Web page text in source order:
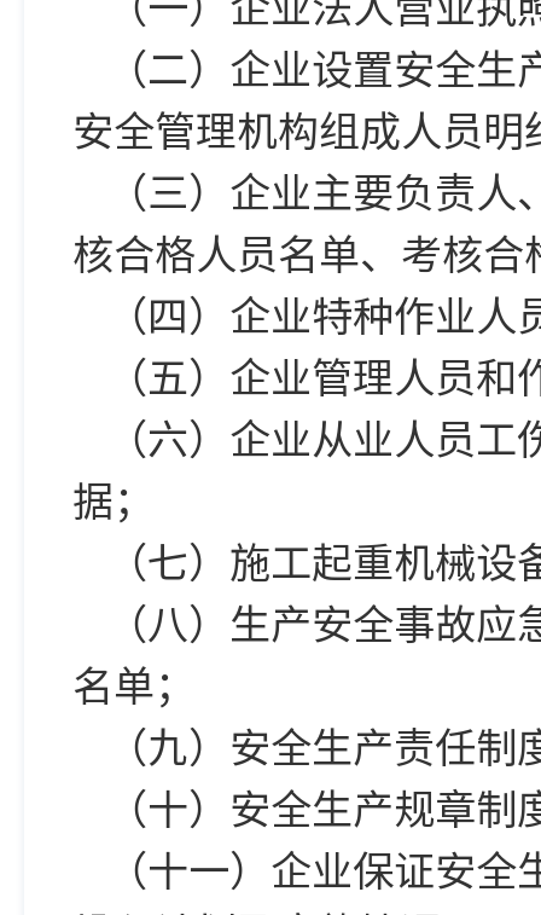
（二）企业设置安全
安全管理机构组成人员明
（三）企业主要负责
核合格人员名单、考核合
（四）企业特种作业
（五）企业管理人员
（六）企业从业人员
据；
（七）施工起重机械
（八）生产安全事故
名单；
（九）安全生产责任
（十）安全生产规章
（十一）企业保证安